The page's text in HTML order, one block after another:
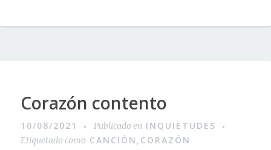
Corazón contento
10/08/2021 Publicado en INQUIETUDES
Etiquetado como CANCIÓN, CORAZÓN